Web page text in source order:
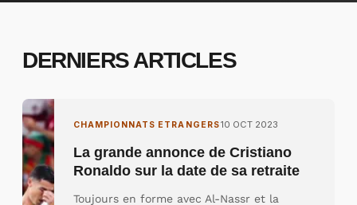
DERNIERS ARTICLES
CHAMPIONNATS ETRANGERS10 OCT 2023
La grande annonce de Cristiano
Ronaldo sur la date de sa retraite
Toujours en forme avec Al-Nassr et la